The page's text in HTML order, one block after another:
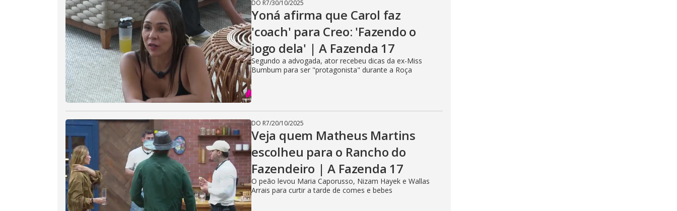
DO R7/30/10/2025
Yoná afirma que Carol faz
'coach' para Creo: 'Fazendo o
jogo dela' | A Fazenda 17
Segundo a advogada, ator recebeu dicas da ex-Miss
Bumbum para ser "protagonista" durante a Roça
DO R7/20/10/2025
Veja quem Matheus Martins
escolheu para o Rancho do
Fazendeiro | A Fazenda 17
O peão levou Maria Caporusso, Nizam Hayek e Wallas
Arrais para curtir a tarde de comes e bebes